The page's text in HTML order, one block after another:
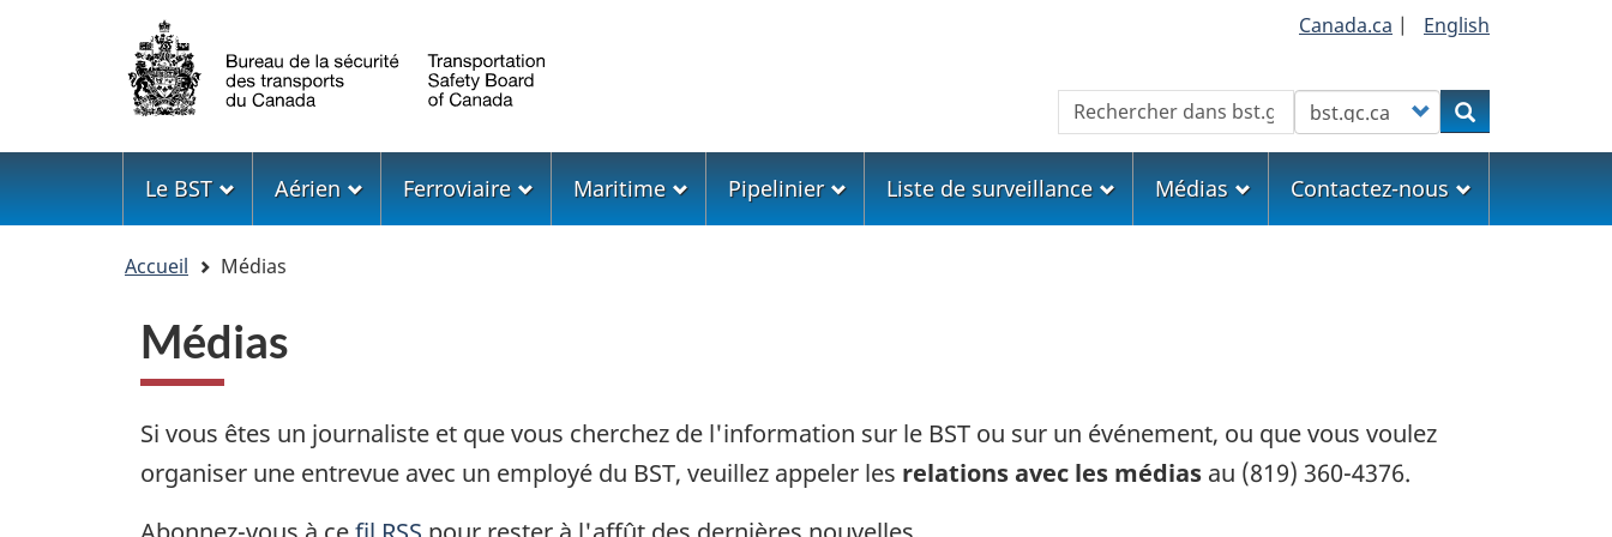
Sélection
de
la
langue
Canada.ca | English
Rechercher Customize your searchRechercher
Menu
Le BST Aérien Ferroviaire Maritime Pipelinier Liste de surveillance Médias Contactez-nous
Accueil Médias
Médias
Si vous êtes un journaliste et que vous cherchez de l'information sur le BST ou sur un événement, ou que vous voulez
organiser une entrevue avec un employé du BST, veuillez appeler les relations avec les médias au (819) 360-4376.